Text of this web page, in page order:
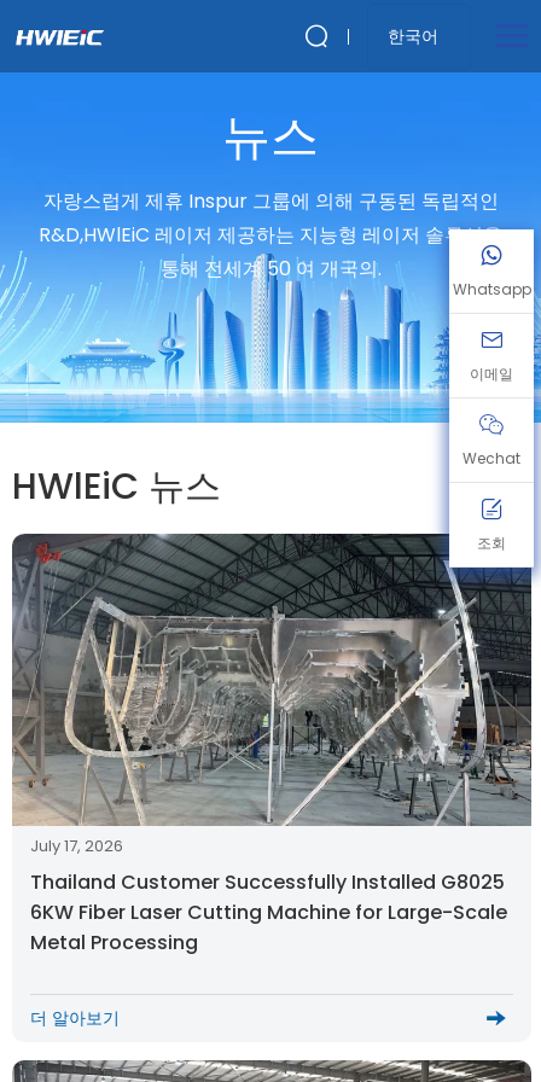
한국어
뉴스
자랑스럽게 제휴 Inspur 그룹에 의해 구동된 독립적인
R&D,HWlEiC 레이저 제공하는 지능형 레이저 솔루션을
통해 전세계 50 여 개국의.
HWlEiC 뉴스
July 17, 2026
Thailand Customer Successfully Installed G8025
6KW Fiber Laser Cutting Machine for Large-Scale
Metal Processing
더 알아보기
Whatsapp
이메일
Wechat
조회